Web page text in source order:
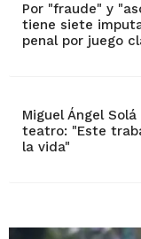
Por "fraude" y
tiene siete
penal por juego
Miguel Ángel
teatro: "Este
la vida"